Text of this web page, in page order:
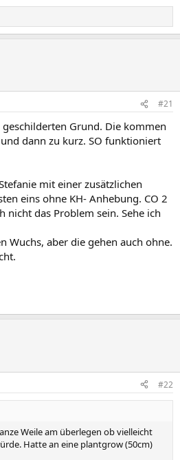
#21
Grund. Die kommen
dann zu kurz. SO funktioniert
mit einer zusätzlichen
eins ohne KH- Anhebung. CO 2
nicht das Problem sein. Sehe ich
Wuchs, aber die gehen auch ohne.
#22
Weile am überlegen ob vielleicht
Hatte an eine plantgrow (50cm)